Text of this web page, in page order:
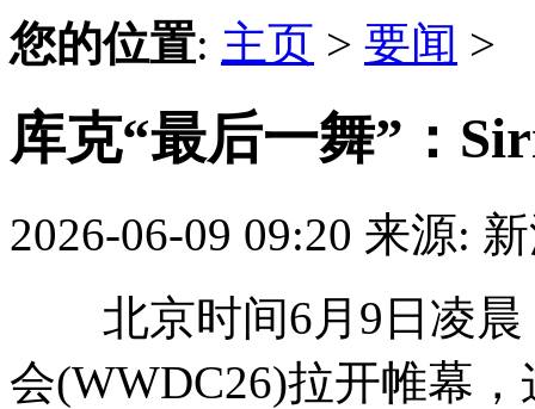
您的位置: 主页 > 要闻 >
库克“最后一舞”：
2026-06-09 09:20 来源:
北京时间6月9日凌晨
会(WWDC26)拉开帷幕